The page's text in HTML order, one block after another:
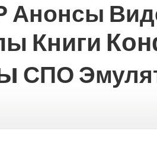
Анонсы
Книги
СПО